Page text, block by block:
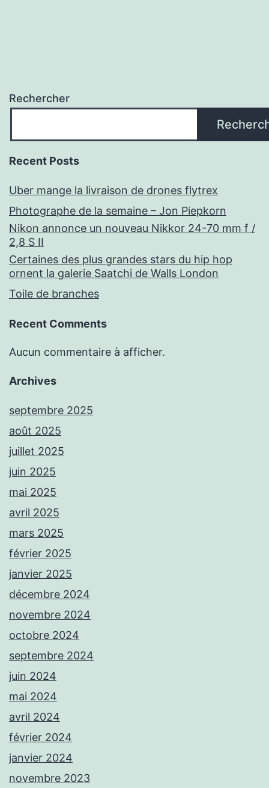
Rechercher
Recent Posts
Uber mange la livraison de drones flytrex
Photographe de la semaine – Jon Piepkorn
Nikon annonce un nouveau Nikkor 24-70 mm f /
2,8 S II
Certaines des plus grandes stars du hip hop
ornent la galerie Saatchi de Walls London
Toile de branches
Recent Comments
Aucun commentaire à afficher.
Archives
septembre 2025
août 2025
juillet 2025
juin 2025
mai 2025
avril 2025
mars 2025
février 2025
janvier 2025
décembre 2024
novembre 2024
octobre 2024
septembre 2024
juin 2024
mai 2024
avril 2024
février 2024
janvier 2024
novembre 2023